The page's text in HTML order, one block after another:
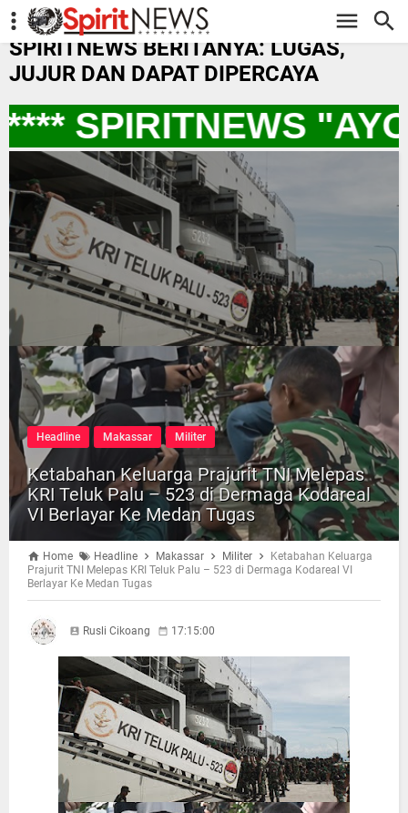
-->
SPIRITNEWS BERITANYA: LUGAS,
JUJUR DAN DAPAT DIPERCAYA
SPIRITNEWS "AYO
Headline Makassar Militer
Ketabahan Keluarga Prajurit TNI Melepas
KRI Teluk Palu – 523 di Dermaga Kodareal
VI Berlayar Ke Medan Tugas
Home Headline Makassar Militer
Ketabahan Keluarga
Prajurit TNI Melepas KRI Teluk Palu – 523 di Dermaga Kodareal VI
Berlayar Ke Medan Tugas
Rusli Cikoang 17:15:00